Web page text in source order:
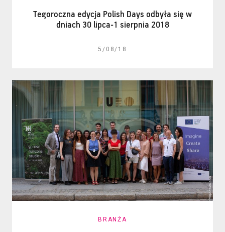
Tegoroczna edycja Polish Days odbyła się w
dniach 30 lipca-1 sierpnia 2018
5/08/18
BRANŻA